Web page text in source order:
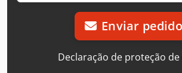
Enviar pedido
Declaração de proteção